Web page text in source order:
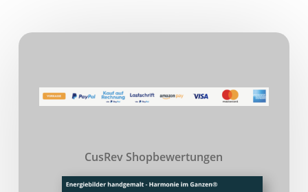
CusRev Shopbewertungen